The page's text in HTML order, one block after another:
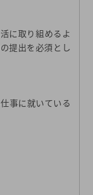
に取り組めるよ
提出を必須とし
事に就いている